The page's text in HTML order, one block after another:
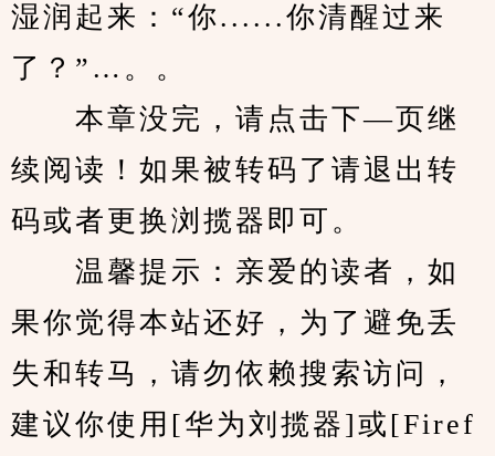
湿润起来：“你......你清醒过来
了？”…。。
本章没完，请点击下—页继
续阅读！如果被转码了请退出转
码或者更换浏揽器即可。
温馨提示：亲爱的读者，如
果你觉得本站还好，为了避免丢
失和转马，请勿依赖搜索访问，
建议你使用[华为刘揽器]或[Firef